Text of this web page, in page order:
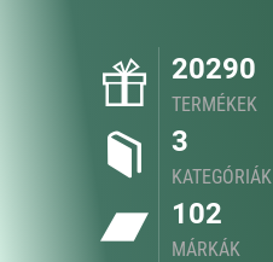
20290
TERMÉKEK
3
KATEGÓRIÁK
102
MÁRKÁK